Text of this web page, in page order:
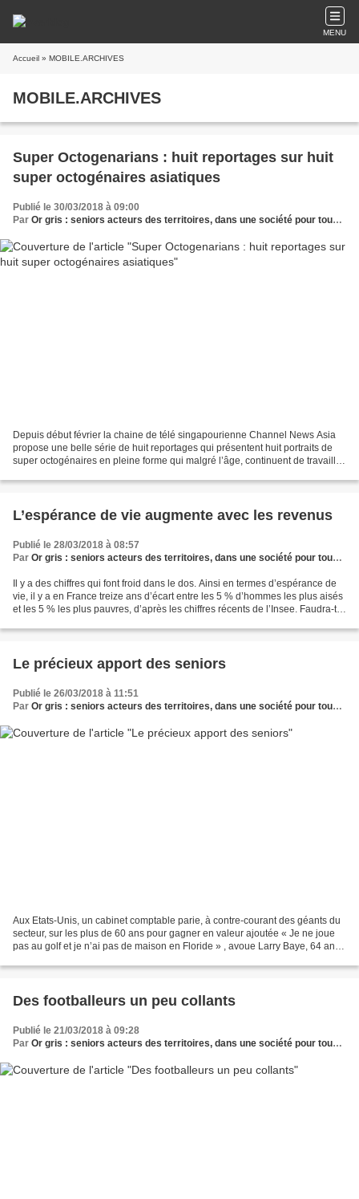
MENU
Accueil » MOBILE.ARCHIVES
MOBILE.ARCHIVES
Super Octogenarians : huit reportages sur huit
super octogénaires asiatiques
Publié le 30/03/2018 à 09:00
Par Or gris : seniors acteurs des territoires, dans une société pour tous les âges
Depuis début février la chaine de télé singapourienne Channel News Asia
propose une belle série de huit reportages qui présentent huit portraits de
super octogénaires en pleine forme qui malgré l’âge, continuent de travailler
L’espérance de vie augmente avec les revenus
Publié le 28/03/2018 à 08:57
Par Or gris : seniors acteurs des territoires, dans une société pour tous les âges
Il y a des chiffres qui font froid dans le dos. Ainsi en termes d’espérance de
vie, il y a en France treize ans d’écart entre les 5 % d’hommes les plus aisés
et les 5 % les plus pauvres, d’après les chiffres récents de l’Insee. Faudra-t-il
Le précieux apport des seniors
Publié le 26/03/2018 à 11:51
Par Or gris : seniors acteurs des territoires, dans une société pour tous les âges
Aux Etats-Unis, un cabinet comptable parie, à contre-courant des géants du
secteur, sur les plus de 60 ans pour gagner en valeur ajoutée « Je ne joue
pas au golf et je n’ai pas de maison en Floride » , avoue Larry Baye, 64 ans.
Des footballeurs un peu collants
Publié le 21/03/2018 à 09:28
Par Or gris : seniors acteurs des territoires, dans une société pour tous les âges